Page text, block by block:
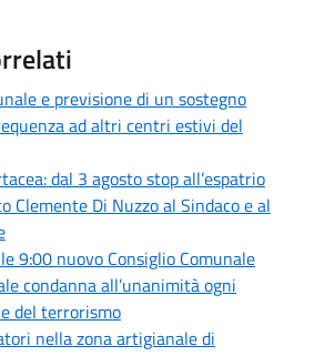
e previsione di un sostegno
ad altri centri estivi del
dal 3 agosto stop all’espatrio
Clemente Di Nuzzo al Sindaco e al
9:00 nuovo Consiglio Comunale
condanna all’unanimità ogni
del terrorismo
nella zona artigianale di